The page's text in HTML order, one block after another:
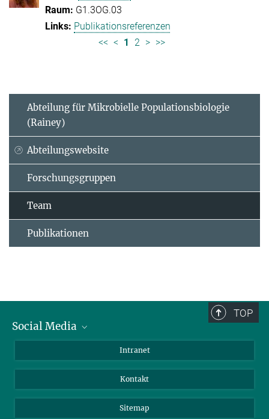
G1.3OG.03
Publikationsreferenzen
<< < 1 2 > >>
Abteilung für Mikrobielle Populationsbiologie
(Rainey)
Abteilungswebsite
Forschungsgruppen
Team
Publikationen
TOP
Social Media
LinkedIn
Intranet
Kontakt
Sitemap